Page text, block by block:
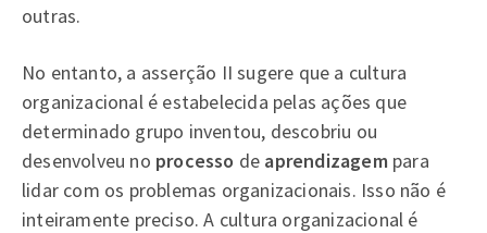
outras.
No entanto, a asserção II sugere que a cultura
organizacional é estabelecida pelas ações que
determinado grupo inventou, descobriu ou
desenvolveu no processo de aprendizagem para
lidar com os problemas organizacionais. Isso não é
inteiramente preciso. A cultura organizacional é